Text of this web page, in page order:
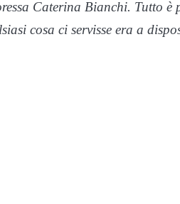
Caterina Bianchi. Tutto è
cosa ci servisse era a